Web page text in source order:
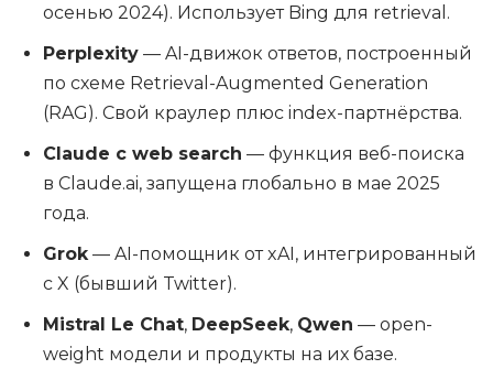
осенью 2024). Использует Bing для retrieval.
Perplexity — AI-движок ответов, построенный
по схеме Retrieval-Augmented Generation
(RAG). Свой краулер плюс index-партнёрства.
Claude с web search — функция веб-поиска
в Claude.ai, запущена глобально в мае 2025
года.
Grok— AI-помощник от xAI, интегрированный
с X (бывший Twitter).
Mistral Le Chat, DeepSeek, Qwen — open-
weight модели и продукты на их базе.